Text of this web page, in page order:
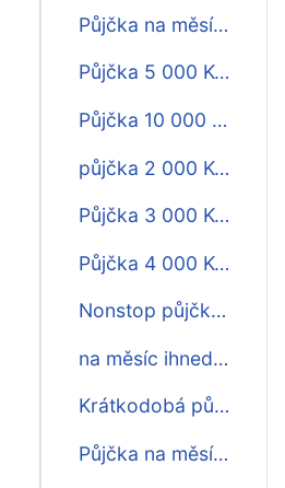
Půjčka na měsíc do 5 minut
Půjčka 5 000 Kč na měsíc
Půjčka 10 000 Kč na měsíc
půjčka 2 000 Kč na měsíc
Půjčka 3 000 Kč na měsíc
Půjčka 4 000 Kč na měsíc
Nonstop půjčky na měsíc
na měsíc ihned na účtě
Krátkodobá půjčka na měsíc ihned
Půjčka na měsíc ihned na účet